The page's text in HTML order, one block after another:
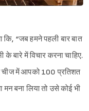
“जब हमने पहली बार बात
बारे में विचार करना चाहिए.
चीज में आपको 100 प्रतिशत
बना लिया तो उसे कोई भी